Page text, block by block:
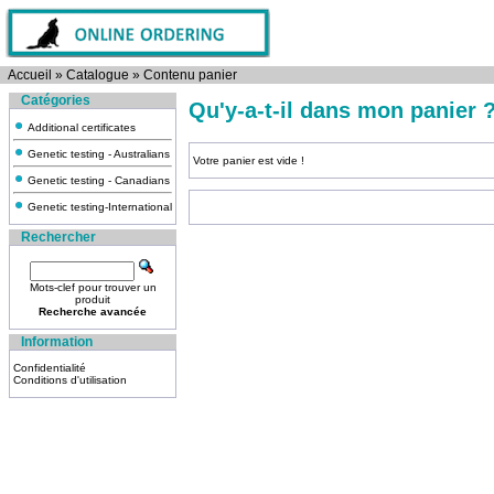
Accueil » Catalogue » Contenu panier
Catégories
Additional certificates
Genetic testing - Australians
Genetic testing - Canadians
Genetic testing-International
Rechercher
Mots-clef pour trouver un
produit
Recherche avancée
Information
Confidentialité
Conditions d'utilisation
Qu'y-a-t-il dans mon panier
Votre panier est vide !